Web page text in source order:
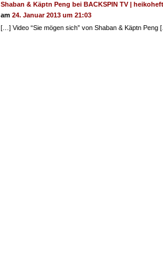
Shaban & Käptn Peng bei BACKSPIN TV |
am 24. Januar 2013 um 21:03
[…] Video “Sie mögen sich” von Shaban & Käptn Peng